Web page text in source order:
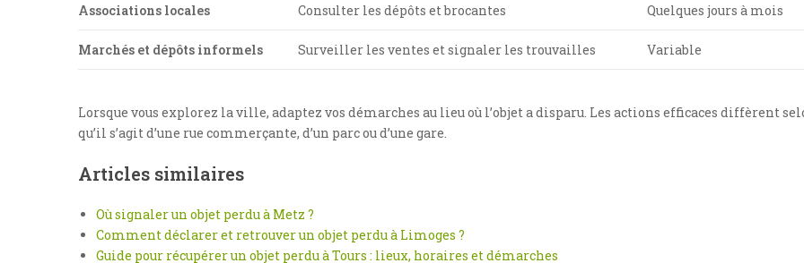
Associations locales Consulter les dépôts et brocantes Quelques jours à mois
Marchés et dépôts informels Surveiller les ventes et signaler les trouvailles Variable
Lorsque vous explorez la ville, adaptez vos démarches au lieu où l’objet a disparu. Les actions efficaces diffèrent
qu’il s’agit d’une rue commerçante, d’un parc ou d’une gare.
Articles similaires
Où signaler un objet perdu à Metz ?
Comment déclarer et retrouver un objet perdu à Limoges ?
Guide pour récupérer un objet perdu à Tours : lieux, horaires et démarches